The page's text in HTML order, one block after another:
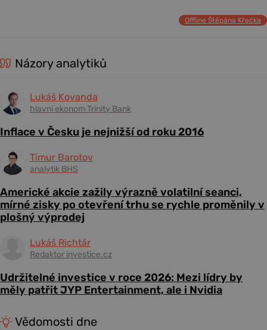
Offline Štěpána Křečka
Názory analytiků
Lukáš Kovanda
hlavní ekonom Trinity Bank
Inflace v Česku je nejnižší od roku 2016
Timur Barotov
analytik BHS
Americké akcie zažily výrazně volatilní seanci,
mírné zisky po otevření trhu se rychle proměnily v
plošný výprodej
Lukáš Richtár
Redaktor investice.cz
Udržitelné investice v roce 2026: Mezi lídry by
měly patřit JYP Entertainment, ale i Nvidia
Vědomosti dne